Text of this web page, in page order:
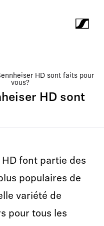
HD sont faits pour
vous ?
HD sont
font partie des
populaires de
variété de
pour tous les